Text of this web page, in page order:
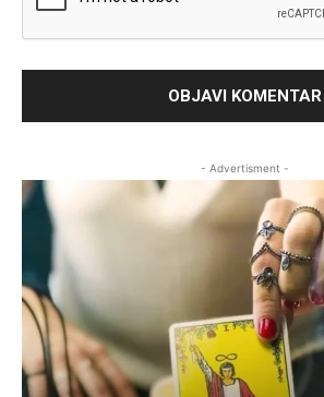
- Advertisment -